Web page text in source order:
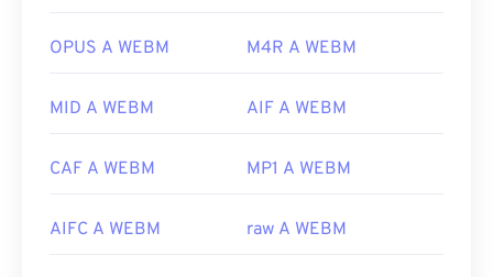
OPUS A WEBM M4R A WEBM
MID A WEBM AIF A WEBM
CAF A WEBM MP1 A WEBM
AIFC A WEBM raw A WEBM